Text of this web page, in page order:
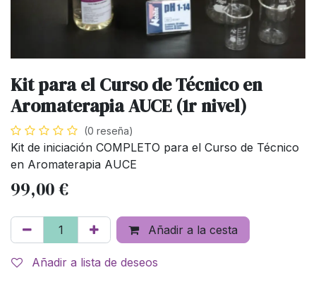
Kit para el Curso de Técnico en
Aromaterapia AUCE (1r nivel)
(0 reseña)
Kit de iniciación COMPLETO para el Curso de Técnico
en Aromaterapia AUCE
99,00€
Añadir a la cesta
Añadir a lista de deseos